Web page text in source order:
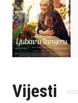
Vijesti